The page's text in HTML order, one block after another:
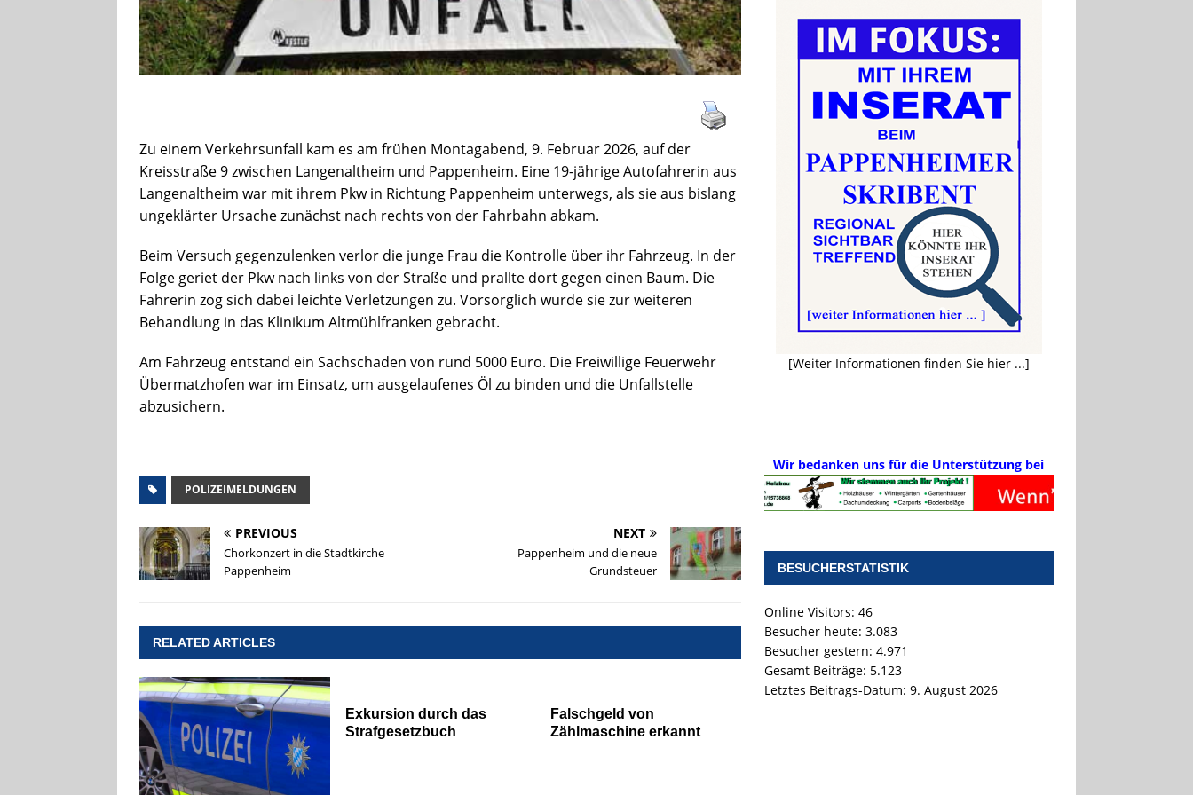
Zu einem Verkehrsunfall kam es am frühen Montagabend, 9. Februar 2026, auf der
Kreisstraße 9 zwischen Langenaltheim und Pappenheim. Eine 19-jährige Autofahrerin aus
Langenaltheim war mit ihrem Pkw in Richtung Pappenheim unterwegs, als sie aus bislang
ungeklärter Ursache zunächst nach rechts von der Fahrbahn abkam.
Beim Versuch gegenzulenken verlor die junge Frau die Kontrolle über ihr Fahrzeug. In der
Folge geriet der Pkw nach links von der Straße und prallte dort gegen einen Baum. Die
Fahrerin zog sich dabei leichte Verletzungen zu. Vorsorglich wurde sie zur weiteren
Behandlung in das Klinikum Altmühlfranken gebracht.
Am Fahrzeug entstand ein Sachschaden von rund 5000 Euro. Die Freiwillige Feuerwehr
Übermatzhofen war im Einsatz, um ausgelaufenes Öl zu binden und die Unfallstelle
abzusichern.
POLIZEIMELDUNGEN
PREVIOUS
Chorkonzert in die Stadtkirche
Pappenheim
NEXT
Pappenheim und die neue
Grundsteuer
RELATED ARTICLES
Exkursion durch das
Strafgesetzbuch
Falschgeld von
Zählmaschine erkannt
[Weiter Informationen finden Sie hier ...]
Wir bedanken uns für die Unterstützung bei
BESUCHERSTATISTIK
Online Visitors: 46
Besucher heute: 3.083
Besucher gestern: 4.971
Gesamt Beiträge: 5.123
Letztes Beitrags-Datum: 9. August 2026